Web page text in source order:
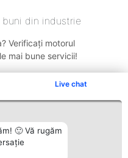
Live chat
🙂 Vă rugăm
buni din industrie
Verificați motorul
mai bune servicii!